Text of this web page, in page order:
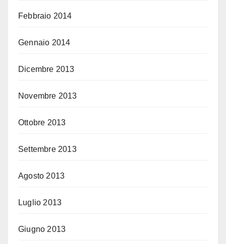
Febbraio 2014
Gennaio 2014
Dicembre 2013
Novembre 2013
Ottobre 2013
Settembre 2013
Agosto 2013
Luglio 2013
Giugno 2013